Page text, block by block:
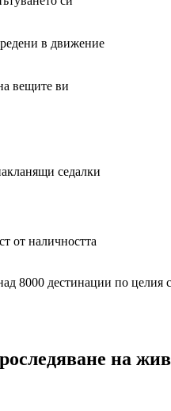
в движение
вещите ви
седалки
от наличността
8000 дестинации по целия
на